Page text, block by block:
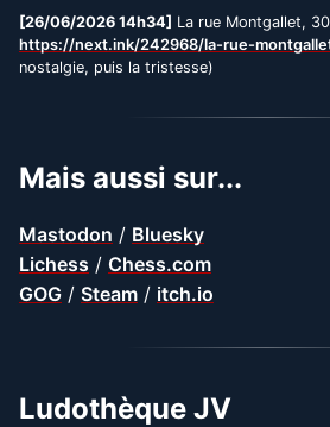
[26/06/2026 14h34] La rue Montgallet,
https://next.ink/242968/la-rue-
nostalgie, puis la tristesse)
Mais aussi sur...
Mastodon / Bluesky
Lichess / Chess.com
GOG / Steam / itch.io
Ludothèque JV